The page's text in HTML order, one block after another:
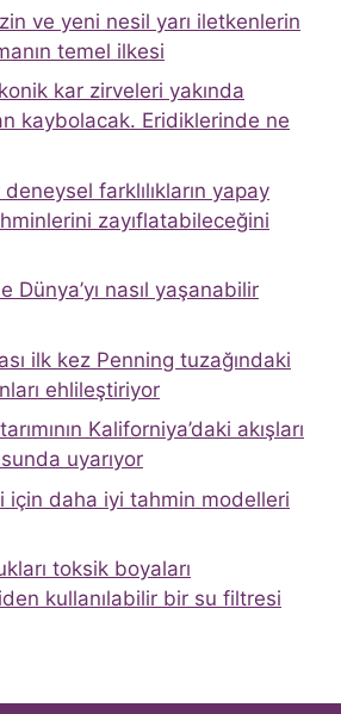
ve yeni nesil yarı iletkenlerin
temel ilkesi
kar zirveleri yakında
kaybolacak. Eridiklerinde ne
farklılıkların yapay
zayıflatabileceğini
Dünya’yı nasıl yaşanabilir
ilk kez Penning tuzağındaki
ehlileştiriyor
Kaliforniya’daki akışları
uyarıyor
​​için daha iyi tahmin modelleri
toksik boyaları
kullanılabilir bir su filtresi